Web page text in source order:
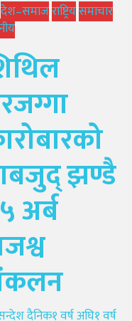
देश–समाजराष्ट्रियसमाचार
झण्डै
अर्ब
दैनिकPosted
१ वर्ष अघि१ वर्ष